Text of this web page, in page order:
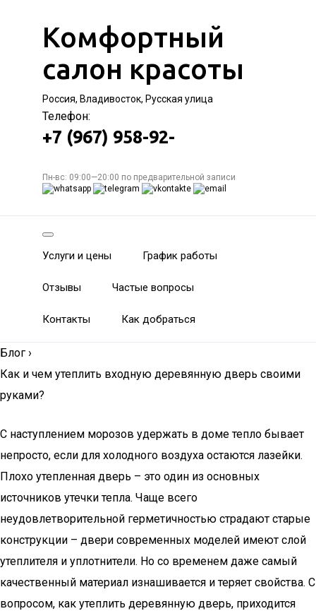
Комфортный
салон красоты
Россия, Владивосток, Русская улица
Телефон:
+7 (967) 958-92-
Пн-вс: 09:00—20:00 по предварительной записи
Услуги и цены График работы
Отзывы Частые вопросы
Контакты Как добраться
Блог ›
Как и чем утеплить входную деревянную дверь своими
руками?
С наступлением морозов удержать в доме тепло бывает
непросто, если для холодного воздуха остаются лазейки.
Плохо утепленная дверь – это один из основных
источников утечки тепла. Чаще всего
неудовлетворительной герметичностью страдают старые
конструкции – двери современных моделей имеют слой
утеплителя и уплотнители. Но со временем даже самый
качественный материал изнашивается и теряет свойства. С
вопросом, как утеплить деревянную дверь, приходится